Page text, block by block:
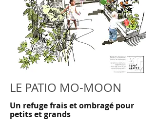
LE PATIO MO-MOON
Un refuge frais et ombragé pour
petits et grands